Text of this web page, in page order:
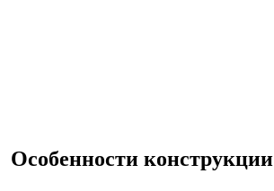
Особенности конструкции